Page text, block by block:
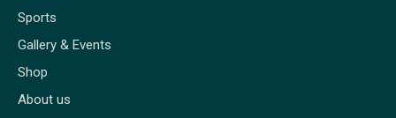
Sports
Gallery & Events
Shop
About us